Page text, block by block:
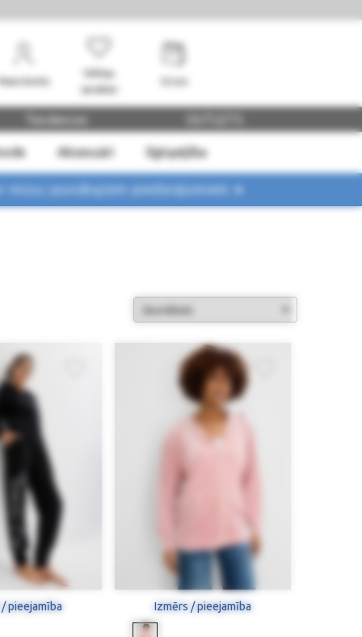
Mans konts
Vēlmju
saraksts
Aksesuāri Ilgtspējība
Tendences
mūsu jaunākajiem piedāvājumiem ➤
pieejamība Izmērs / pieejamība